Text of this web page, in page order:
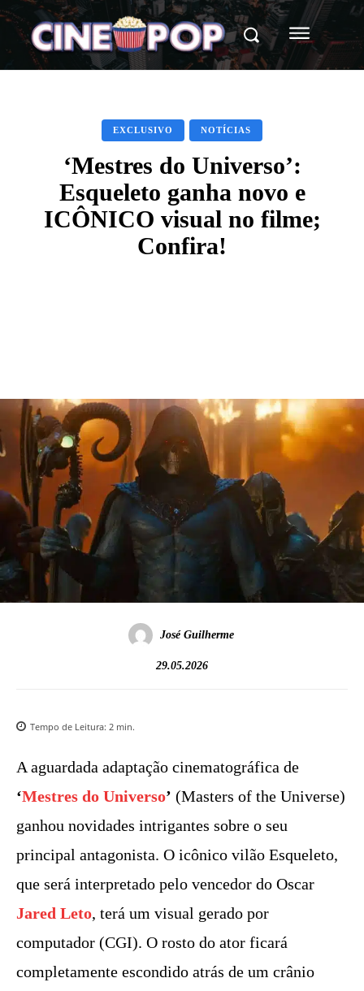
EXCLUSIVO NOTÍCIAS
‘Mestres do Universo’:
Esqueleto ganha novo e
ICÔNICO visual no filme;
Confira!
José Guilherme
29.05.2026
Tempo de Leitura: 2 min.
A aguardada adaptação cinematográfica de
‘Mestres do Universo’ (Masters of the Universe)
ganhou novidades intrigantes sobre o seu
principal antagonista. O icônico vilão Esqueleto,
que será interpretado pelo vencedor do Oscar
Jared Leto, terá um visual gerado por
computador (CGI). O rosto do ator ficará
completamente escondido atrás de um crânio